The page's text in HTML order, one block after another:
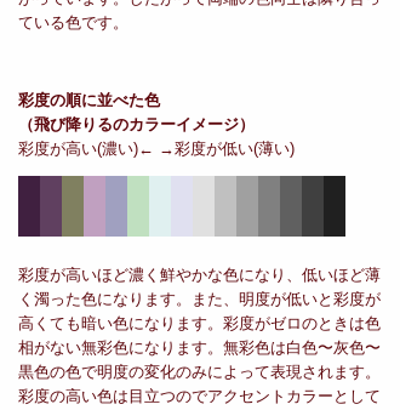
ている色です。
彩度の順に並べた色
（飛び降りるのカラーイメージ）
彩度が高い(濃い)← →彩度が低い(薄い)
彩度が高いほど濃く鮮やかな色になり、低いほど薄
く濁った色になります。また、明度が低いと彩度が
高くても暗い色になります。彩度がゼロのときは色
相がない無彩色になります。無彩色は白色〜灰色〜
黒色の色で明度の変化のみによって表現されます。
彩度の高い色は目立つのでアクセントカラーとして